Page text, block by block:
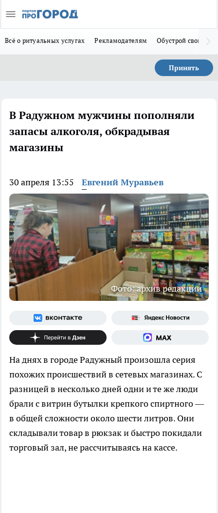
Всё о ритуальных услугах Рекламодателям Обустрой свой дом
Принять
В Радужном мужчины пополняли
запасы алкоголя, обкрадывая
магазины
30 апреля 13:55 Евгений Муравьев
Фото: архив редакции
На днях в городе Радужный произошла серия
похожих происшествий в сетевых магазинах. С
разницей в несколько дней одни и те же люди
брали с витрин бутылки крепкого спиртного —
в общей сложности около шести литров. Они
складывали товар в рюкзак и быстро покидали
торговый зал, не рассчитываясь на кассе.